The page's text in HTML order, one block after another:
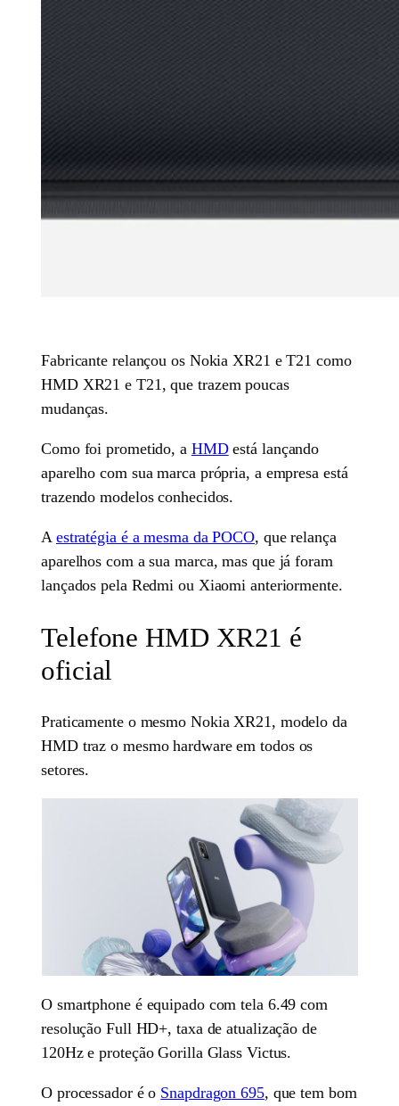
Fabricante relançou os Nokia XR21 e T21 como
HMD XR21 e T21, que trazem poucas
mudanças.
Como foi prometido, a HMDestá lançando
aparelho com sua marca própria, a empresa está
trazendo modelos conhecidos.
A estratégia é a mesma da POCO, que relança
aparelhos com a sua marca, mas que já foram
lançados pela Redmi ou Xiaomi anteriormente.
Telefone HMD XR21 é
oficial
Praticamente o mesmo Nokia XR21, modelo da
HMD traz o mesmo hardware em todos os
setores.
O smartphone é equipado com tela 6.49 com
resolução Full HD+, taxa de atualização de
120Hz e proteção Gorilla Glass Victus.
O processador é o Snapdragon 695, que tem bom